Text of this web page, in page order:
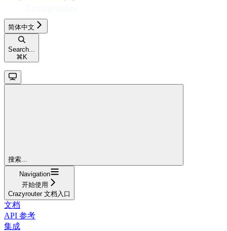
简体中文
Search...
⌘ K
搜索...
Navigation
开始使用
Crazyrouter 文档入口
文档
API 参考
集成